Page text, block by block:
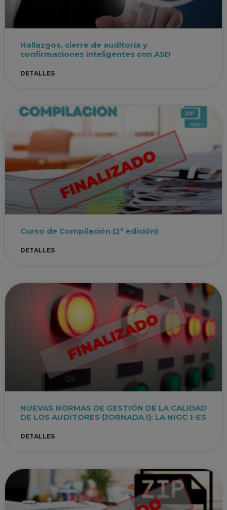
Hallazgos, cierre de auditoría y
confirmaciones inteligentes con ASD
DETALLES
Curso de Compilación (2ª edición)
DETALLES
NUEVAS NORMAS DE GESTIÓN DE LA CALIDAD
DE LOS AUDITORES (JORNADA I): LA NIGC 1-ES
DETALLES